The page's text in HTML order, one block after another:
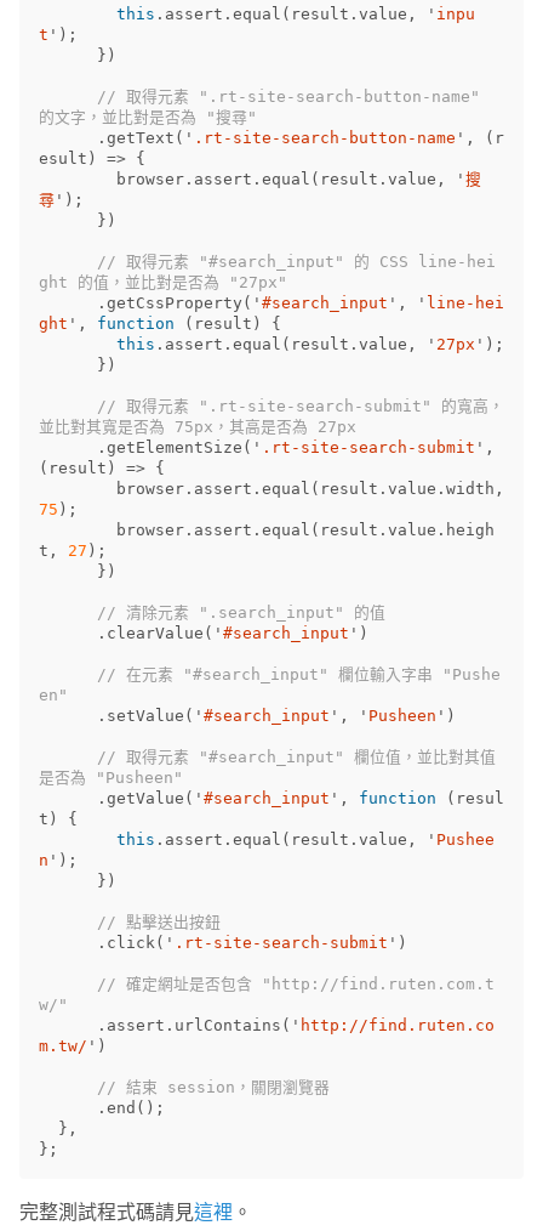
this . assert . equal ( result . value , ' inpu
t ' );
})
// 取得元素 ".rt-site-search-button-name"
的文字，並比對是否為 "搜尋"
. getText ( ' .rt-site-search-button-name ' , ( r
esult ) => {
browser . assert . equal ( result . value , ' 搜
尋 ' );
})
// 取得元素 "#search_input" 的 CSS line-hei
ght 的值，並比對是否為 "27px"
. getCssProperty ( ' #search_input ' , ' line-hei
ght ' , function ( result )
{
this . assert . equal ( result . value , ' 27px ' );
})
// 取得元素 ".rt-site-search-submit" 的寬高，
並比對其寬是否為 75px，其高是否為 27px
. getElementSize ( ' .rt-site-search-submit ' ,
( result ) => {
browser . assert . equal ( result . value . width ,
75 );
browser . assert . equal ( result . value . heigh
t , 27 );
})
// 清除元素 ".search_input" 的值
. clearValue ( ' #search_input ' )
// 在元素 "#search_input" 欄位輸入字串 "Pushe
en"
. setValue ( ' #search_input ' , ' Pusheen ' )
// 取得元素 "#search_input" 欄位值，並比對其值
是否為 "Pusheen"
. getValue ( ' #search_input ' , function ( resul
t )
{
this . assert . equal ( result . value , ' Pushee
n ' );
})
// 點擊送出按鈕
. click( ' .rt-site-search-submit ' )
// 確定網址是否包含 "http://find.ruten.com.t
w/"
. assert . urlContains ( ' http://find.ruten.co
m.tw/ ' )
// 結束 session，關閉瀏覽器
. end ();
},
};
完整測試程式碼請見這裡 。